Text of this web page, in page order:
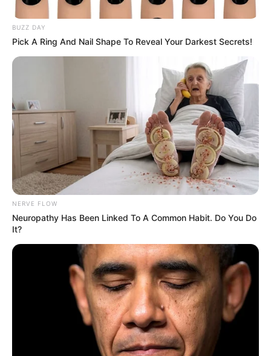
Cortesía
Familia llora la muerte de una mujer en San Antonio de
Prado
Diego Alejandro Escobar Calle
Mayo 6, 2025
COMPARTIR
BUZZ DAY
Pick A Ring And Nail Shape To Reveal Your Darkest Secrets!
NERVE FLOW
Neuropathy Has Been Linked To A Common Habit. Do You Do
It?